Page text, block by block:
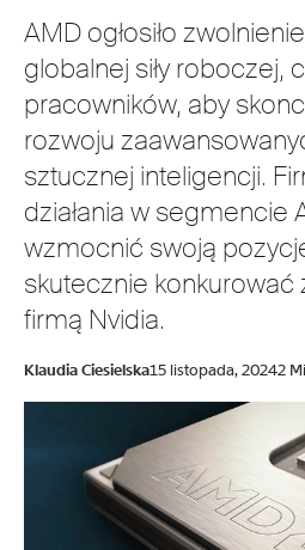
AMD ogłosiło
globalnej siły roboczej,
pracowników, aby
rozwoju
sztucznej inteligencji.
działania w segmencie
wzmocnić swoją
skutecznie konkurować
firmą Nvidia.
Klaudia Ciesielska15 listopada, 20242